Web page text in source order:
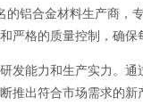
铝合金材料生产商，
严格的质量控制，确保
发能力和生产实力。
推出符合市场需求的新